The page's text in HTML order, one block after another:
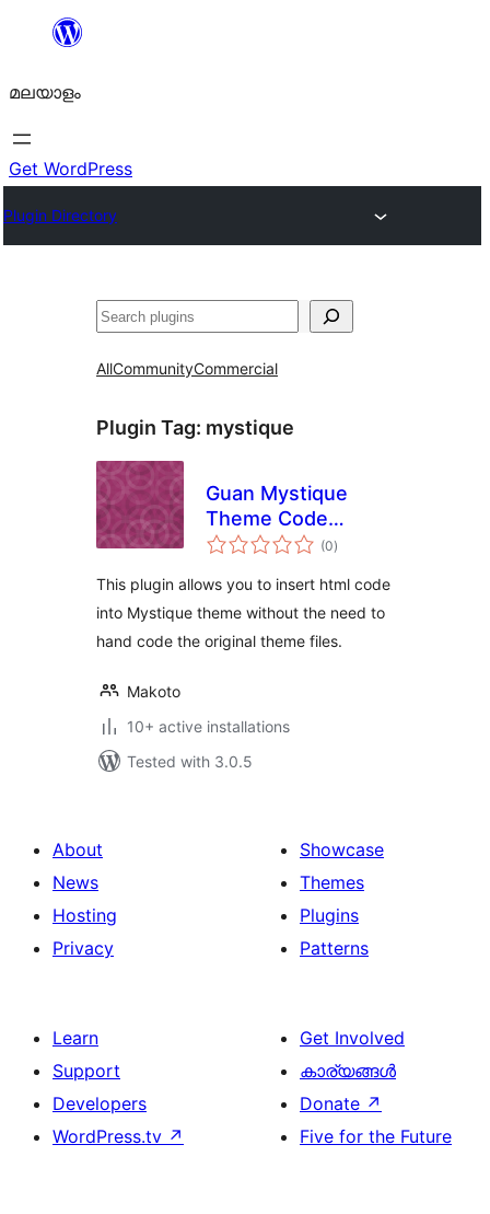
ഉള്ളടക്കത്തിലേക്ക്
മലയാളം
Get WordPress
Plugin Directory
തിരയുക
AllCommunityCommercial
Plugin Tag: mystique
Guan Mystique
Theme Code
Inserter
(0total
ratings
)
This plugin allows you to insert html code
into Mystique theme without the need to
hand code the original theme files.
Makoto
10+ active installations
Tested with 3.0.5
About
News
Hosting
Privacy
Showcase
Themes
Plugins
Patterns
Learn
Support
Developers
WordPress.tv ↗
Get Involved
കാര്യങ്ങള്‍
Donate ↗
Five for the Future